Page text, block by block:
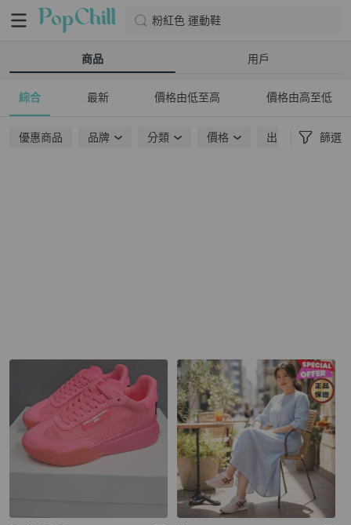
粉紅色 運動鞋
商品 用戶
綜合 最新 價格由低至高 價格由高至低
優惠商品 品牌 分類 價格 出貨地點 篩選